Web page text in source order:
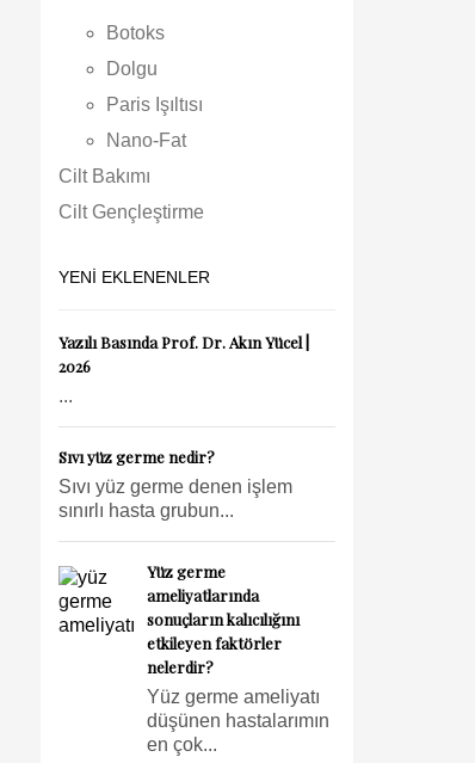
Botoks
Dolgu
Paris Işıltısı
Nano-Fat
Cilt Bakımı
Cilt Gençleştirme
YENI EKLENENLER
Yazılı Basında Prof. Dr. Akın Yücel |
2026
...
Sıvı yüz germe nedir?
Sıvı yüz germe denen işlem
sınırlı hasta grubun...
Yüz germe
ameliyatlarında
sonuçların kalıcılığını
etkileyen faktörler
nelerdir?
Yüz germe ameliyatı
düşünen hastalarımın
en çok...